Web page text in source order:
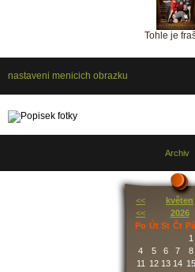
Tohle je
nastaveni menicich obrazku
Archiv
<< květen
<<
2026
Po Út St Čt Pá
1
4
5 6 7 8
11
12 13 14 15